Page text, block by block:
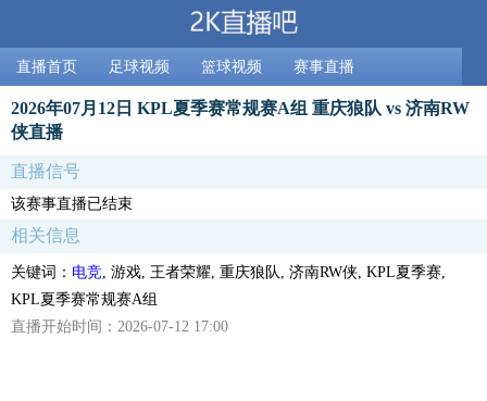
直播首页 足球视频 篮球视频 赛事直播
2026年07月12日 KPL夏季赛常规赛A组 重庆狼队 vs 济南RW
侠直播
直播信号
该赛事直播已结束
相关信息
关键词： 电竞 , 游戏, 王者荣耀, 重庆狼队, 济南RW侠, KPL夏季赛,
KPL夏季赛常规赛A组
直播开始时间：2026-07-12 17:00